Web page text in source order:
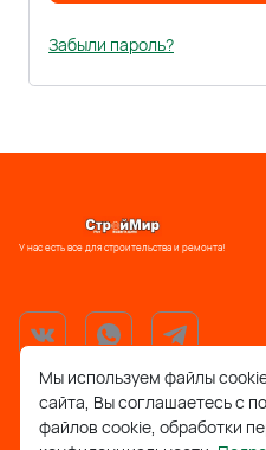
Забыли пароль?
У нас есть все для строительства и ремонта!
support@stroymir48.ru
Мы используем файлы
сайта, Вы соглашаетесь с
файлов cookie, обработки